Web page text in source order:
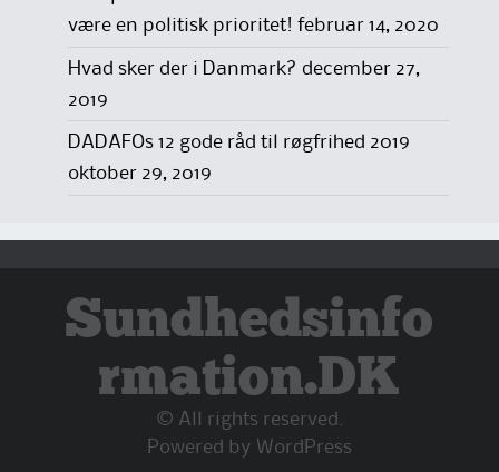
være en politisk prioritet! februar 14, 2020
Hvad sker der i Danmark? december 27,
2019
DADAFOs 12 gode råd til røgfrihed 2019
oktober 29, 2019
Sundhedsinfo
rmation.DK
© All rights reserved.
Powered by WordPress